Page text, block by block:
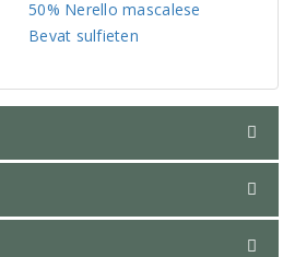
50% Nerello mascalese
Bevat sulfieten